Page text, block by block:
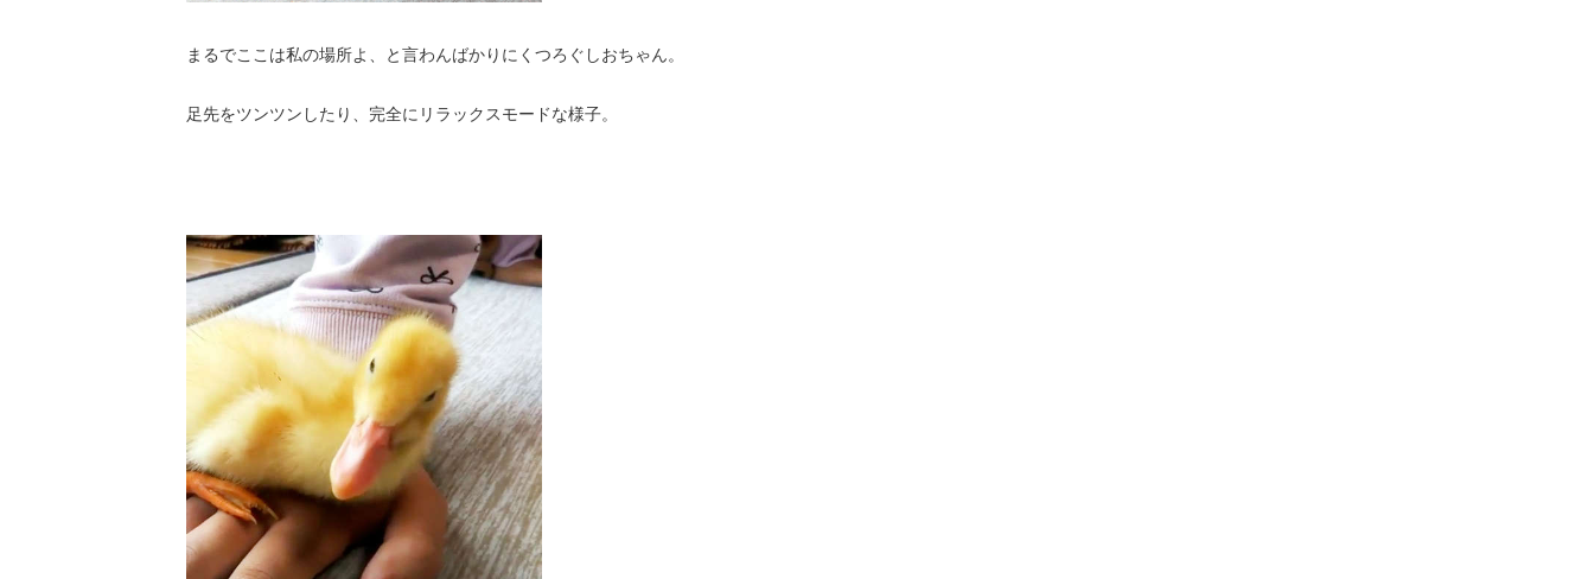
まるでここは私の場所よ、と言わんばかりにくつろぐしおちゃん。
足先をツンツンしたり、完全にリラックスモードな様子。